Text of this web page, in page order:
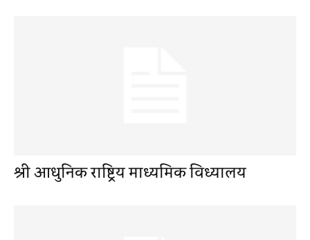
श्री आधुनिक राष्ट्रिय माध्यमिक विध्यालय